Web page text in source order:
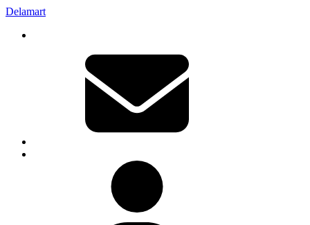
Delamart